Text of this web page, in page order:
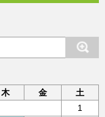
木 金
土
1